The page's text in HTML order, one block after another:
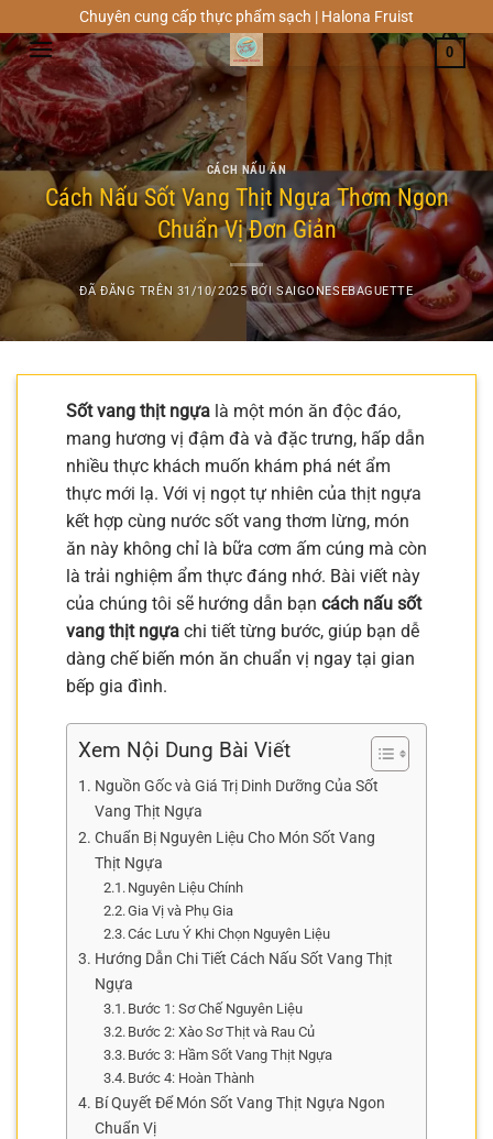
đến
nội
dung
Chuyên cung cấp thực phẩm sạch | Halona Fruist
0
CÁCH NẤU ĂN
Cách Nấu Sốt Vang Thịt Ngựa Thơm Ngon
Chuẩn Vị Đơn Giản
ĐÃ ĐĂNG TRÊN 31/10/2025 BỞISAIGONESEBAGUETTE
Sốt vang thịt ngựa là một món ăn độc đáo,
mang hương vị đậm đà và đặc trưng, hấp dẫn
nhiều thực khách muốn khám phá nét ẩm
thực mới lạ. Với vị ngọt tự nhiên của thịt ngựa
kết hợp cùng nước sốt vang thơm lừng, món
ăn này không chỉ là bữa cơm ấm cúng mà còn
là trải nghiệm ẩm thực đáng nhớ. Bài viết này
của chúng tôi sẽ hướng dẫn bạn cách nấu sốt
vang thịt ngựa chi tiết từng bước, giúp bạn dễ
dàng chế biến món ăn chuẩn vị ngay tại gian
bếp gia đình.
Xem Nội Dung Bài Viết
Nguồn Gốc và Giá Trị Dinh Dưỡng Của Sốt
Vang Thịt Ngựa
Chuẩn Bị Nguyên Liệu Cho Món Sốt Vang
Thịt Ngựa
Nguyên Liệu Chính
Gia Vị và Phụ Gia
Các Lưu Ý Khi Chọn Nguyên Liệu
Hướng Dẫn Chi Tiết Cách Nấu Sốt Vang Thịt
Ngựa
Bước 1: Sơ Chế Nguyên Liệu
Bước 2: Xào Sơ Thịt và Rau Củ
Bước 3: Hầm Sốt Vang Thịt Ngựa
Bước 4: Hoàn Thành
Bí Quyết Để Món Sốt Vang Thịt Ngựa Ngon
Chuẩn Vị